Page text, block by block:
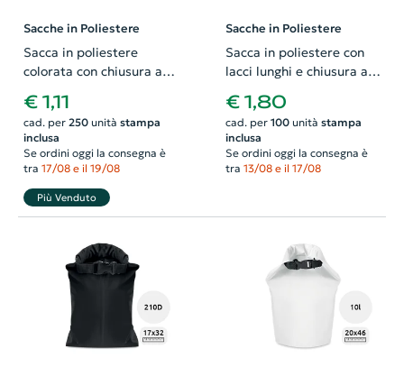
Sacche in Poliestere
Sacca in poliestere
colorata con chiusura a
€ 1,11
cad. per 250unità stampa
inclusa
Se ordini oggi la consegna è
tra 17/08 e il 19/08
Più Venduto
Sacche in Poliestere
Sacca in poliestere con
lacci lunghi e chiusura a
36x40cm
€ 1,80
cad. per 100unità stampa
inclusa
Se ordini oggi la consegna è
tra 13/08 e il 17/08